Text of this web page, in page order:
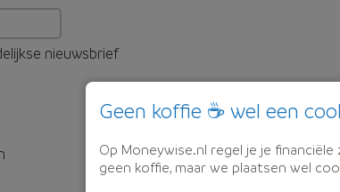
nieuwsbrief
Geen koffie ☕ wel een
Op Moneywise.nl regel je je
geen koffie, maar we plaatsen wel